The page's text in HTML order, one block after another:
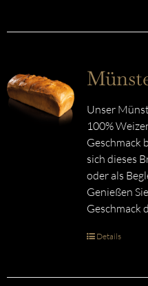
Unser
100%
Geschmack
sich dieses
oder als
Genießen
Geschmack
Details